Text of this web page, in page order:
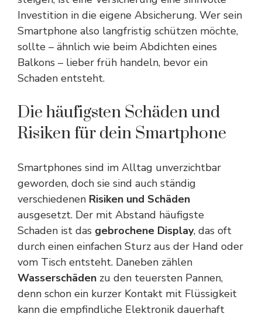
Investition in die eigene Absicherung. Wer sein
Smartphone also langfristig schützen möchte,
sollte – ähnlich wie beim Abdichten eines
Balkons – lieber früh handeln, bevor ein
Schaden entsteht.
Die häufigsten Schäden und
Risiken für dein Smartphone
Smartphones sind im Alltag unverzichtbar
geworden, doch sie sind auch ständig
verschiedenen Risiken und Schäden
ausgesetzt. Der mit Abstand häufigste
Schaden ist das gebrochene Display, das oft
durch einen einfachen Sturz aus der Hand oder
vom Tisch entsteht. Daneben zählen
Wasserschäden zu den teuersten Pannen,
denn schon ein kurzer Kontakt mit Flüssigkeit
kann die empfindliche Elektronik dauerhaft